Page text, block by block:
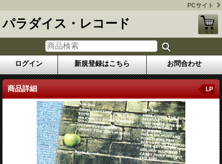
PCサイト
パラダイス・レコード
ログイン 新規登録はこちら お問合わせ
商品詳細 LP